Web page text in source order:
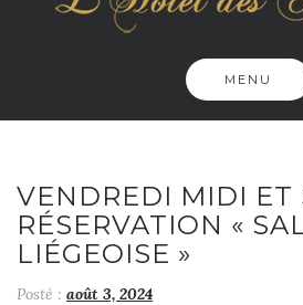
MENU
VENDREDI MIDI ET
RÉSERVATION «
LIÉGEOISE »
Posté : août 3, 2024